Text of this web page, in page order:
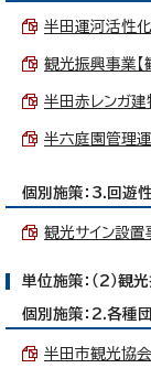
半田運河活性
観光振興事業
半田赤レンガ建
半六庭園管理
個別施策：3.回遊
観光サイン設置
単位施策：（2）観
個別施策：2.各種
半田市観光協